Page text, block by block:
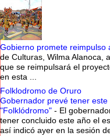
Gobierno promete reimpulso
de Culturas, Wilma Alanoca,
que se reimpulsará el
en esta ...
Folklodromo de Oruro
Gobernador prevé tener
"Folklódromo" - El
tener concluido este año el
así indicó ayer en la sesión